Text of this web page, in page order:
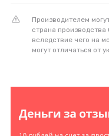
Производителем
страна производства
вследствие чего на
могут отличаться от